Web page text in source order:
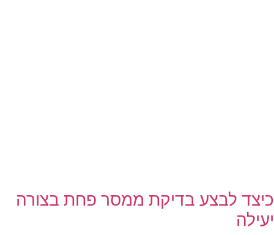
כיצד לבצע בדיקת ממסר פחת בצורה
יעילה